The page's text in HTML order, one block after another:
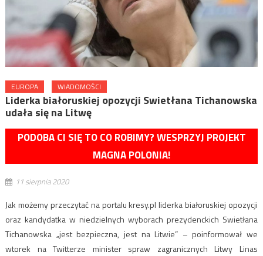
EUROPA WIADOMOŚCI
Liderka białoruskiej opozycji Swietłana Tichanowska
udała się na Litwę
PODOBA CI SIĘ TO CO ROBIMY? WESPRZYJ PROJEKT
MAGNA POLONIA!
11 sierpnia 2020
Jak możemy przeczytać na portalu kresy.pl liderka białoruskiej opozycji
oraz kandydatka w niedzielnych wyborach prezydenckich Swietłana
Tichanowska „jest bezpieczna, jest na Litwie” – poinformował we
wtorek na Twitterze minister spraw zagranicznych Litwy Linas